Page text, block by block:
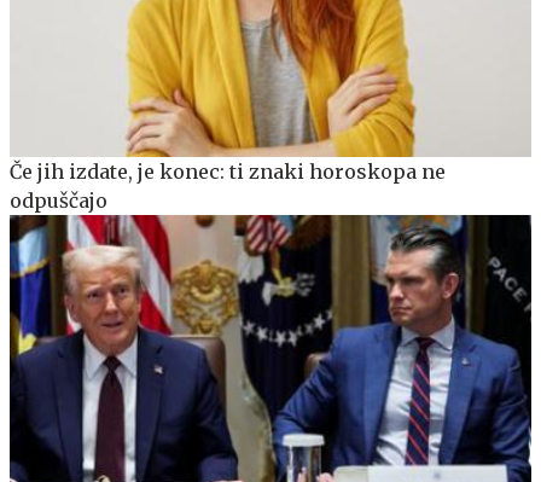
Če jih izdate, je konec: ti znaki horoskopa ne
odpuščajo